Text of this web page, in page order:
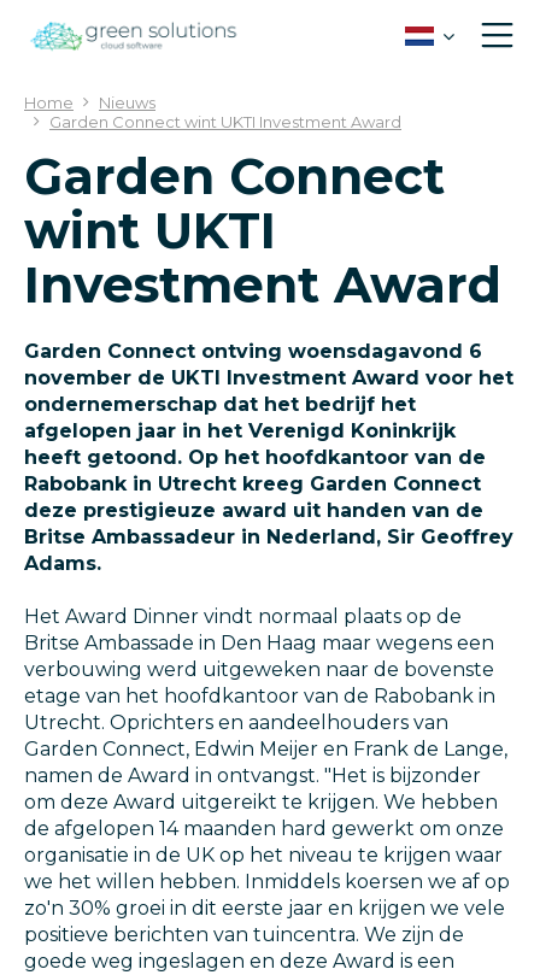
Home
Nieuws
Garden Connect wint UKTI Investment Award
Garden Connect
wint UKTI
Investment Award
Garden Connect ontving woensdagavond 6
november de UKTI Investment Award voor het
ondernemerschap dat het bedrijf het
afgelopen jaar in het Verenigd Koninkrijk
heeft getoond. Op het hoofdkantoor van de
Rabobank in Utrecht kreeg Garden Connect
deze prestigieuze award uit handen van de
Britse Ambassadeur in Nederland, Sir Geoffrey
Adams.
Het Award Dinner vindt normaal plaats op de
Britse Ambassade in Den Haag maar wegens een
verbouwing werd uitgeweken naar de bovenste
etage van het hoofdkantoor van de Rabobank in
Utrecht. Oprichters en aandeelhouders van
Garden Connect, Edwin Meijer en Frank de Lange,
namen de Award in ontvangst. "Het is bijzonder
om deze Award uitgereikt te krijgen. We hebben
de afgelopen 14 maanden hard gewerkt om onze
organisatie in de UK op het niveau te krijgen waar
we het willen hebben. Inmiddels koersen we af op
zo'n 30% groei in dit eerste jaar en krijgen we vele
positieve berichten van tuincentra. We zijn de
goede weg ingeslagen en deze Award is een